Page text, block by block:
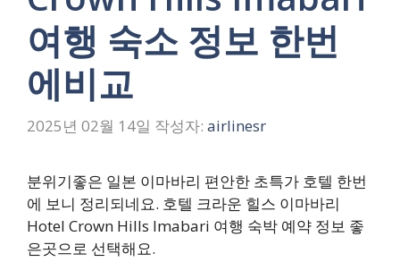
여행 숙소 정보 한번
에비교
2025년 02월 14일 작성자: airlinesr
분위기좋은 일본 이마바리 편안한 초특가 호텔 한번
에 보니 정리되네요. 호텔 크라운 힐스 이마바리
Hotel Crown Hills Imabari 여행 숙박 예약 정보 좋
은곳으로 선택해요.